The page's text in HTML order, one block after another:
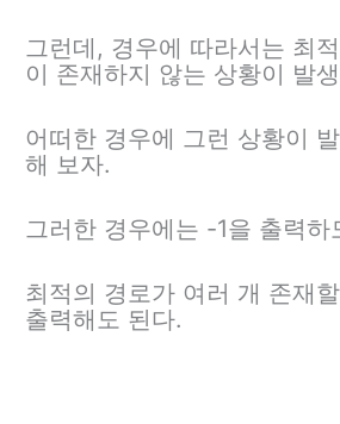
그런데, 경우에 따라서는 최
이 존재하지 않는 상황이 발
어떠한 경우에 그런 상황이
해 보자.
그러한 경우에는 -1을 출력하
최적의 경로가 여러 개 존재
출력해도 된다.